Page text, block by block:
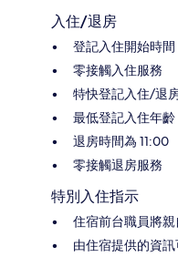
入住/退房
登記入住開始時
零接觸入住服務
特快登記入住/退
最低登記入住年齡
退房時間為 11:00
零接觸退房服務
特別入住指示
住宿前台職員將
由住宿提供的資訊